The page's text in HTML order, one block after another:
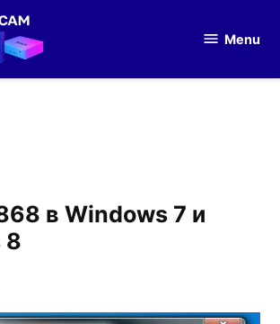
оборудования
Menu
в Windows 7 и
8